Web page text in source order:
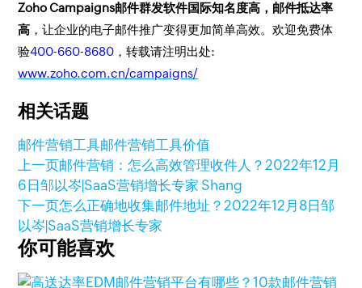
Zoho Campaigns邮件群发软件国际知名度高，邮件抵达率
高 ，让企业的电子邮件推广变得更加简单高效。欢迎免费体
验400-660-8680 ，转载请注明出处:
www.zoho.com.cn/campaigns/
相关话题
邮件营销工具邮件营销工具价值
上一页邮件营销：怎么高效管理收件人？2022年12月
6日邹以岑|SaaS营销增长专家 Shang
下一页怎么正确地收集邮件地址？2022年12月8日邹
以岑|SaaS营销增长专家
你可能喜欢